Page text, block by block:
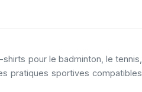
pour le badminton, le tennis,
pratiques sportives compatibles